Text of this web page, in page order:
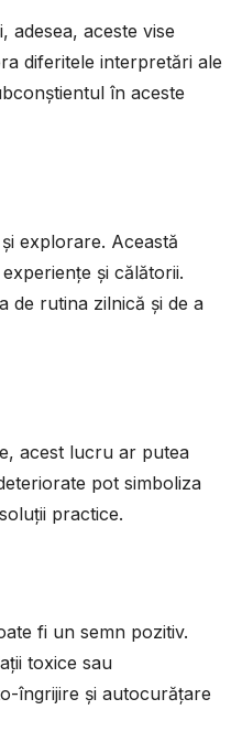
adesea, aceste vise
diferitele interpretări ale
în aceste
explorare. Această
și călătorii.
de rutina zilnică și de a
acest lucru ar putea
pot simboliza
practice.
fi un semn pozitiv.
toxice sau
îngrijire și autocurățare